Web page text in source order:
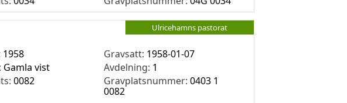
Ulricehamns pastorat
1958 Gravsatt: 1958-01-07
Gamla vist Avdelning: 1
0082 Gravplatsnummer: 0403 1
0082